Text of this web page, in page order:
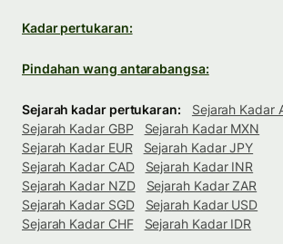
Kadar pertukaran:
Pindahan wang antarabangsa:
Sejarah kadar pertukaran:
Sejarah Kadar
Sejarah Kadar GBP
Sejarah Kadar MXN
Sejarah Kadar EUR
Sejarah Kadar JPY
Sejarah Kadar CAD
Sejarah Kadar INR
Sejarah Kadar NZD
Sejarah Kadar ZAR
Sejarah Kadar SGD
Sejarah Kadar USD
Sejarah Kadar CHF
Sejarah Kadar IDR